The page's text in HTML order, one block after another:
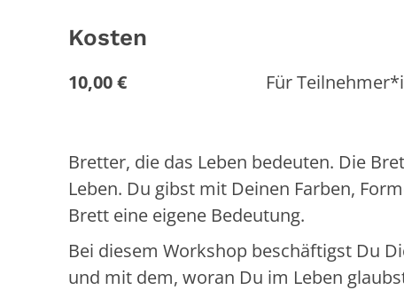
Kosten
10,00 € Für
Bretter, die das Leben bedeuten. Die
Leben. Du gibst mit Deinen Farben,
Brett eine eigene Bedeutung.
Bei diesem Workshop beschäftigst Du
und mit dem, woran Du im Leben